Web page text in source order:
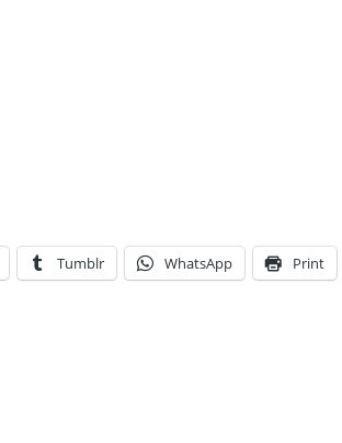
Tumblr WhatsApp Print